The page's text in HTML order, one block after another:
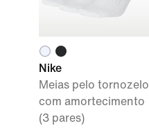
Nike
Meias pelo tornozelo
com amortecimento
(3 pares)